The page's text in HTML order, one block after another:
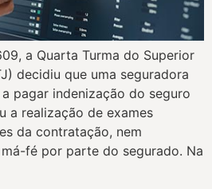
a Quarta Turma do Superior
decidiu que uma seguradora
pagar indenização do seguro
a realização de exames
da contratação, nem
fé por parte do segurado. Na